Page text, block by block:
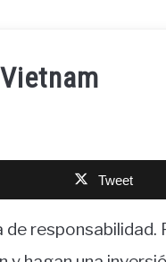
Tweet
responsabilidad.